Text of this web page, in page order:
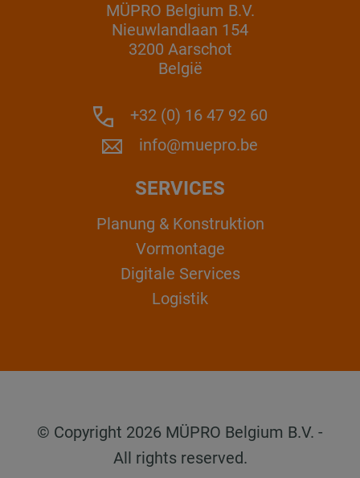
MÜPRO Belgium B.V.
Nieuwlandlaan 154
3200 Aarschot
België
+32 (0) 16 47 92 60
info@muepro.be
SERVICES
Planung & Konstruktion
Vormontage
Digitale Services
Logistik
© Copyright 2026 MÜPRO Belgium B.V. -
All rights reserved.